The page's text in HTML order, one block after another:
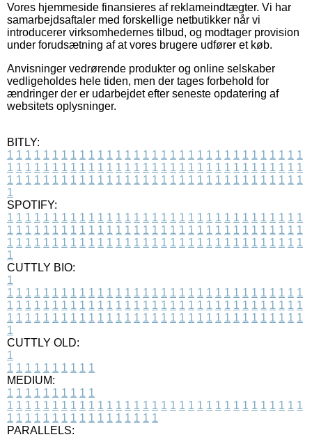
Vores hjemmeside finansieres af reklameindtægter. Vi har
samarbejdsaftaler med forskellige netbutikker når vi
introducerer virksomhedernes tilbud, og modtager provision
under forudsætning af at vores brugere udfører et køb.
Anvisninger vedrørende produkter og online selskaber
vedligeholdes hele tiden, men der tages forbehold for
ændringer der er udarbejdet efter seneste opdatering af
websitets oplysninger.
BITLY:
1 1 1 1 1 1 1 1 1 1 1 1 1 1 1 1 1 1 1 1 1 1 1 1 1 1 1 1 1 1 1 1 1
1 1 1 1 1 1 1 1 1 1 1 1 1 1 1 1 1 1 1 1 1 1 1 1 1 1 1 1 1 1 1 1 1
1 1 1 1 1 1 1 1 1 1 1 1 1 1 1 1 1 1 1 1 1 1 1 1 1 1 1 1 1 1 1 1 1
1
SPOTIFY:
1 1 1 1 1 1 1 1 1 1 1 1 1 1 1 1 1 1 1 1 1 1 1 1 1 1 1 1 1 1 1 1 1
1 1 1 1 1 1 1 1 1 1 1 1 1 1 1 1 1 1 1 1 1 1 1 1 1 1 1 1 1 1 1 1 1
1 1 1 1 1 1 1 1 1 1 1 1 1 1 1 1 1 1 1 1 1 1 1 1 1 1 1 1 1 1 1 1 1
1
CUTTLY BIO:
1
1 1 1 1 1 1 1 1 1 1 1 1 1 1 1 1 1 1 1 1 1 1 1 1 1 1 1 1 1 1 1 1 1
1 1 1 1 1 1 1 1 1 1 1 1 1 1 1 1 1 1 1 1 1 1 1 1 1 1 1 1 1 1 1 1 1
1 1 1 1 1 1 1 1 1 1 1 1 1 1 1 1 1 1 1 1 1 1 1 1 1 1 1 1 1 1 1 1 1
1
CUTTLY OLD:
1
1 1 1 1 1 1 1 1 1 1
MEDIUM:
1 1 1 1 1 1 1 1 1 1
1 1 1 1 1 1 1 1 1 1 1 1 1 1 1 1 1 1 1 1 1 1 1 1 1 1 1 1 1 1 1 1 1
1 1 1 1 1 1 1 1 1 1 1 1 1 1 1 1 1
PARALLELS: